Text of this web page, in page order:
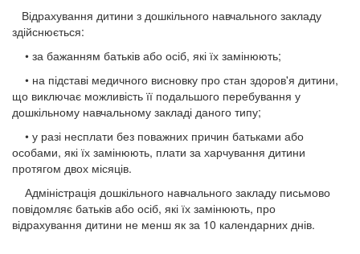
Відрахування дитини з дошкільного навчального закладу
здійснюється:
• за бажанням батьків або осіб, які їх замінюють;
• на підставі медичного висновку про стан здоров'я дитини,
що виключає можливість її подальшого перебування у
дошкільному навчальному закладі даного типу;
• у разі несплати без поважних причин батьками або
особами, які їх замінюють, плати за харчування дитини
протягом двох місяців.
Адміністрація дошкільного навчального закладу письмово
повідомляє батьків або осіб, які їх замінюють, про
відрахування дитини не менш як за 10 календарних днів.